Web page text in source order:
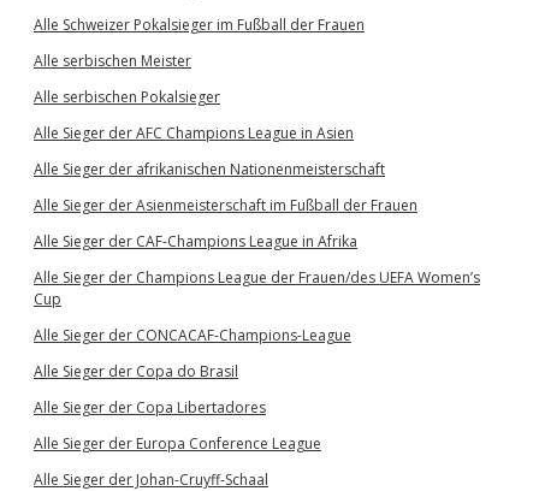
Alle Schweizer Pokalsieger im Fußball der Frauen
Alle serbischen Meister
Alle serbischen Pokalsieger
Alle Sieger der AFC Champions League in Asien
Alle Sieger der afrikanischen Nationenmeisterschaft
Alle Sieger der Asienmeisterschaft im Fußball der Frauen
Alle Sieger der CAF-Champions League in Afrika
Alle Sieger der Champions League der Frauen/des UEFA Women’s
Cup
Alle Sieger der CONCACAF-Champions-League
Alle Sieger der Copa do Brasil
Alle Sieger der Copa Libertadores
Alle Sieger der Europa Conference League
Alle Sieger der Johan-Cruyff-Schaal